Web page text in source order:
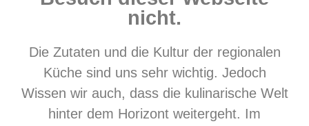
nicht.
Die Zutaten und die Kultur der regionalen
Küche sind uns sehr wichtig. Jedoch
Wissen wir auch, dass die kulinarische Welt
hinter dem Horizont weitergeht. Im